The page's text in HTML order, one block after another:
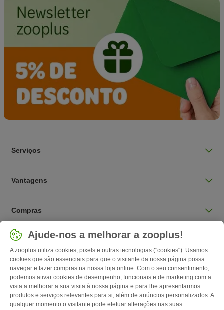
Serviços
Vantagens
Compras
Selecionar país
Portugal / PT
Follow zooplus
Ajude-nos a melhorar a zooplus!
A zooplus utiliza cookies, pixels e outras tecnologias ("cookies"). Usamos
cookies que são essenciais para que o visitante da nossa página possa
navegar e fazer compras na nossa loja online. Com o seu consentimento,
podemos ativar cookies de desempenho, funcionais e de marketing com a
vista a melhorar a sua visita à nossa página e para lhe apresentarmos
produtos e serviços relevantes para si, além de anúncios personalizados. A
qualquer momento o visitante pode efetuar alterações nas suas